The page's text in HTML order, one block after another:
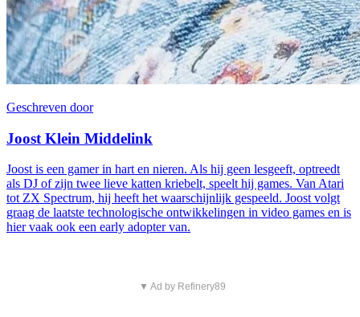
Geschreven door
Joost Klein Middelink
Joost is een gamer in hart en nieren. Als hij geen lesgeeft, optreedt
als DJ of zijn twee lieve katten kriebelt, speelt hij games. Van Atari
tot ZX Spectrum, hij heeft het waarschijnlijk gespeeld. Joost volgt
graag de laatste technologische ontwikkelingen in video games en is
hier vaak ook een early adopter van.
▼ Ad by Refinery89